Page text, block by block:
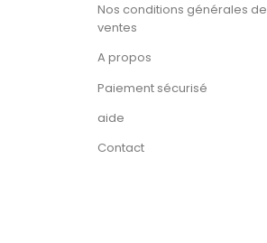
Nos conditions générales de
ventes
A propos
Paiement sécurisé
aide
Contact